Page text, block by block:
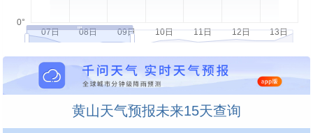
黄山天气预报未来15天查询